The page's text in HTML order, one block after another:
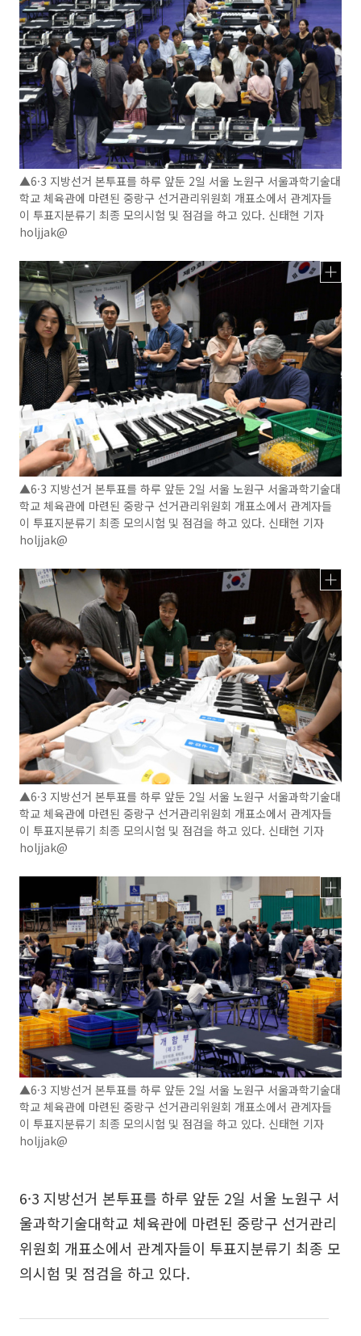
▲6·3 지방선거 본투표를 하루 앞둔 2일 서울 노원구 서울과학기술대
학교 체육관에 마련된 중랑구 선거관리위원회 개표소에서 관계자들
이 투표지분류기 최종 모의시험 및 점검을 하고 있다. 신태현 기자
holjjak@
▲6·3 지방선거 본투표를 하루 앞둔 2일 서울 노원구 서울과학기술대
학교 체육관에 마련된 중랑구 선거관리위원회 개표소에서 관계자들
이 투표지분류기 최종 모의시험 및 점검을 하고 있다. 신태현 기자
holjjak@
▲6·3 지방선거 본투표를 하루 앞둔 2일 서울 노원구 서울과학기술대
학교 체육관에 마련된 중랑구 선거관리위원회 개표소에서 관계자들
이 투표지분류기 최종 모의시험 및 점검을 하고 있다. 신태현 기자
holjjak@
▲6·3 지방선거 본투표를 하루 앞둔 2일 서울 노원구 서울과학기술대
학교 체육관에 마련된 중랑구 선거관리위원회 개표소에서 관계자들
이 투표지분류기 최종 모의시험 및 점검을 하고 있다. 신태현 기자
holjjak@
6·3 지방선거 본투표를 하루 앞둔 2일 서울 노원구 서
울과학기술대학교 체육관에 마련된 중랑구 선거관리
위원회 개표소에서 관계자들이 투표지분류기 최종 모
의시험 및 점검을 하고 있다.